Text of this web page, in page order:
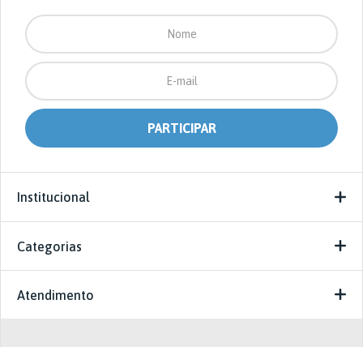
Institucional
Categorias
Atendimento